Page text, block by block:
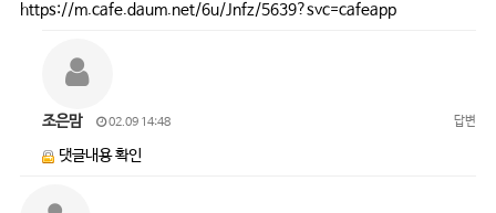
https://m.cafe.daum.net/6u/Jnfz/5639?svc=cafeapp
조은맘 02.09 14:48 답변
댓글내용 확인